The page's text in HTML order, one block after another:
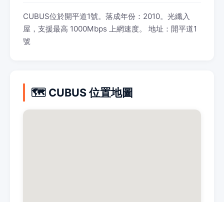
CUBUS位於開平道1號。落成年份：2010。光纖入
屋，支援最高 1000Mbps 上網速度。 地址：開平道1
號
🗺️ CUBUS 位置地圖